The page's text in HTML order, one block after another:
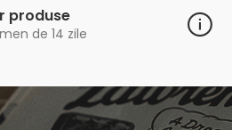
produse
de 14 zile